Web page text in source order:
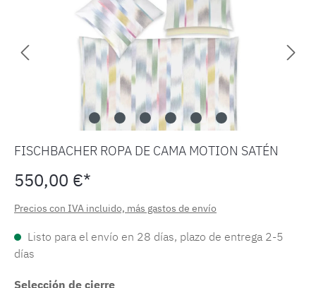
FISCHBACHER ROPA DE CAMA MOTION SATÉN
550,00 €*
Precios con IVA incluido, más gastos de envío
Listo para el envío en 28 días, plazo de entrega 2-5
días
Selección de cierre